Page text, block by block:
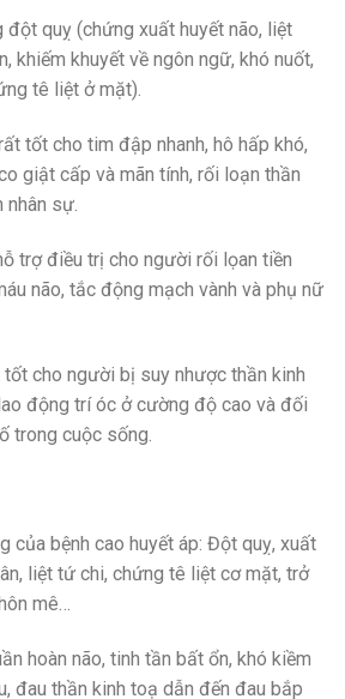
đột quỵ (chứng xuất huyết não, liệt
khiếm khuyết về ngôn ngữ, khó nuốt,
tê liệt ở mặt).
tốt cho tim đập nhanh, hô hấp khó,
giật cấp và mãn tính, rối loạn thần
nhân sự.
trợ điều trị cho người rối lọan tiền
não, tắc động mạch vành và phụ nữ
cho người bị suy nhược thần kinh
động trí óc ở cường độ cao và đối
trong cuộc sống.
của bệnh cao huyết áp: Đột quỵ, xuất
liệt tứ chi, chứng tê liệt cơ mặt, trở
mê…
hoàn não, tinh tần bất ổn, khó kiềm
đau thần kinh toạ dẫn đến đau bắp